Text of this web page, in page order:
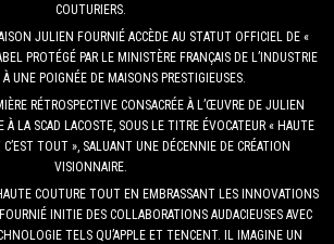
COUTURIERS.
JULIEN FOURNIÉ ACCÈDE AU STATUT OFFICIEL DE «
PROTÉGÉ PAR LE MINISTÈRE FRANÇAIS DE L’INDUSTRIE
À UNE POIGNÉE DE MAISONS PRESTIGIEUSES.
RÉTROSPECTIVE CONSACRÉE À L’ŒUVRE DE JULIEN
À LA SCAD LACOSTE, SOUS LE TITRE ÉVOCATEUR « HAUTE
TOUT », SALUANT UNE DÉCENNIE DE CRÉATION
VISIONNAIRE.
COUTURE TOUT EN EMBRASSANT LES INNOVATIONS
INITIE DES COLLABORATIONS AUDACIEUSES AVEC
TELS QU’APPLE ET TENCENT. IL IMAGINE UN